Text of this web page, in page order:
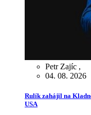
Petr Zajíc ,
04. 08. 2026
Rulík zahájil na
USA